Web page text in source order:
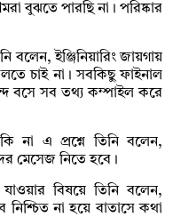
বুঝতে পারছি না। পরিষ্কার
বলেন, ইঞ্জিনিয়ারিং জায়গায়
চাই না। সবকিছু ফাইনাল
বসে সব তথ্য কম্পাইল করে
না এ প্রশ্নে তিনি বলেন,
মেসেজ নিতে হবে।
বিষয়ে তিনি বলেন,
না হয়ে বাতাসে কথা